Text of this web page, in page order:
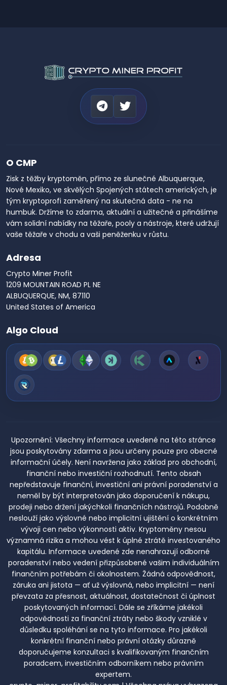
O CMP
Zisk z těžby kryptoměn, přímo ze slunečné Albuquerque,
Nové Mexiko, ve skvělých Spojených státech amerických, je
tým kryptoprofi zaměřený na skutečná data - ne na
humbuk. Držíme to zdarma, aktuální a užitečné a přinášíme
vám solidní nabídky na těžaře, pooly a nástroje, které udržují
vaše těžaře v chodu a vaši peněženku v růstu.
Adresa
Crypto Miner Profit
1209 MOUNTAIN ROAD PL NE
ALBUQUERQUE, NM, 87110
United States of America
Algo Cloud
Upozornění: Všechny informace uvedené na této stránce
jsou poskytovány zdarma a jsou určeny pouze pro obecné
informační účely. Není navržena jako základ pro obchodní,
finanční nebo investiční rozhodnutí. Tento obsah
nepředstavuje finanční, investiční ani právní poradenství a
neměl by být interpretován jako doporučení k nákupu,
prodeji nebo držení jakýchkoli finančních nástrojů. Podobně
neslouží jako výslovné nebo implicitní ujištění o konkrétním
vývoji cen nebo výkonnosti aktiv. Kryptoměny nesou
významná rizika a mohou vést k úplné ztrátě investovaného
kapitálu. Informace uvedené zde nenahrazují odborné
poradenství nebo vedení přizpůsobené vašim individuálním
finančním potřebám či okolnostem. Žádná odpovědnost,
záruka ani jistota — ať už výslovná, nebo implicitní — není
převzata za přesnost, aktuálnost, dostatečnost či úplnost
poskytovaných informací. Dále se zříkáme jakékoli
odpovědnosti za finanční ztráty nebo škody vzniklé v
důsledku spoléhání se na tyto informace. Pro jakékoli
konkrétní finanční nebo právní otázky důrazně
doporučujeme konzultaci s kvalifikovaným finančním
poradcem, investičním odborníkem nebo právním
expertem.